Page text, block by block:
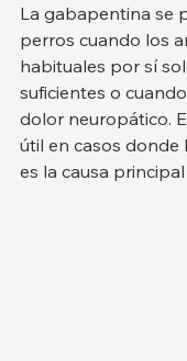
La gabapentina se
perros cuando los
habituales por sí
suficientes o
dolor neuropático.
útil en casos donde
es la causa